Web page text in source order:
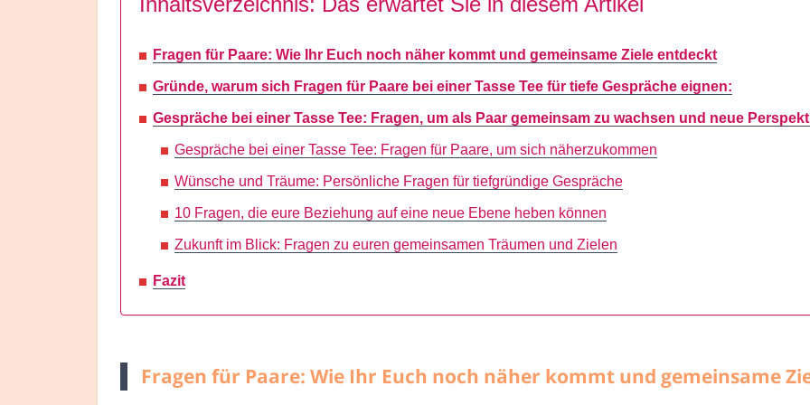
Fragen für Paare: Wie Ihr Euch noch näher kommt und gemeinsame Ziele entdeckt
Gründe, warum sich Fragen für Paare bei einer Tasse Tee für tiefe Gespräche eignen:
Gespräche bei einer Tasse Tee: Fragen, um als Paar gemeinsam zu wachsen und neue
Gespräche bei einer Tasse Tee: Fragen für Paare, um sich näherzukommen
Wünsche und Träume: Persönliche Fragen für tiefgründige Gespräche
10 Fragen, die eure Beziehung auf eine neue Ebene heben können
Zukunft im Blick: Fragen zu euren gemeinsamen Träumen und Zielen
Fazit
Fragen für Paare: Wie Ihr Euch noch näher kommt und gemeinsame